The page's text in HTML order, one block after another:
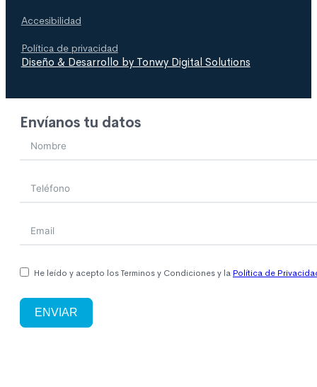
Accesibilidad
Política de privacidad
Diseño & Desarrollo by Tonwy Digital Solutions
Envíanos tu datos
He leído y acepto los Terminos y Condiciones y la Política de
ENVIAR